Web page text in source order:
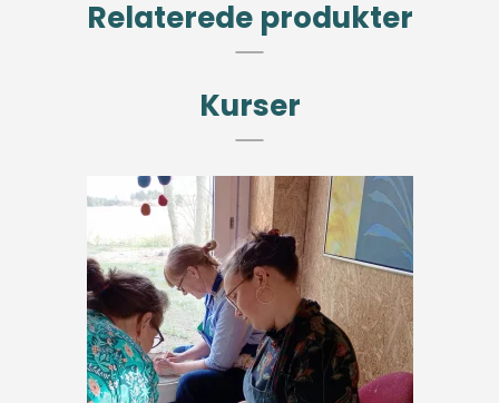
Relaterede produkter
Kurser